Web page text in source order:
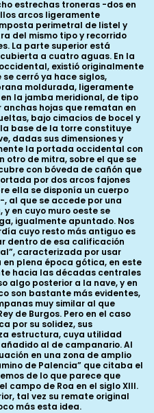
estrechas troneras -dos en
arcos ligeramente
perimetral de listel y
del mismo tipo y recorrido
La parte superior está
a cuatro aguas. En la
existió originalmente
cerró ya hace siglos,
moldurada, ligeramente
la jamba meridional, de tipo
hojas que rematan en
bajo cimacios de bocel y
base de la torre constituye
dadas sus dimensiones y
la portada occidental con
otro de mitra, sobre el que se
con bóveda de cañón que
por dos arcos fajones
ella se disponía un cuerpo
al que se accede por una
en cuyo muro oeste se
igualmente apuntado. Nos
cuyo resto más antiguo es
dentro de esa calificación
caracterizada por usar
plena época gótica, en este
hacia las décadas centrales
algo posterior a la nave, y en
son bastante más evidentes,
muy similar al que
de Burgos. Pero en el caso
por su solidez, sus
estructura, cuya utilidad
al de campanario. Al
en una zona de amplio
de Palencia” que citaba el
de lo que parece que
campo de Roa en el siglo XIII.
tal vez su remate original
más esta idea.